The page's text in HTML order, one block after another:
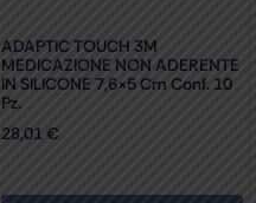
ADAPTIC TOUCH 3M
MEDICAZIONE NON ADERENTE
IN SILICONE 7,6×5 Cm Conf. 10
Pz.
28,01€